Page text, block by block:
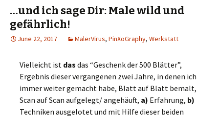
…und ich sage Dir: Male wild und
gefährlich!
June 22, 2017 MalerVirus, PinXoGraphy, Werkstatt
Vielleicht ist das das “Geschenk der 500 Blätter”,
Ergebnis dieser vergangenen zwei Jahre, in denen ich
immer weiter gemacht habe, Blatt auf Blatt bemalt,
Scan auf Scan aufgelegt/ angehäuft, a) Erfahrung, b)
Techniken ausgelotet und mit Hilfe dieser beiden